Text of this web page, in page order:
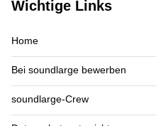
Wichtige Links
Home
Bei soundlarge bewerben
soundlarge-Crew